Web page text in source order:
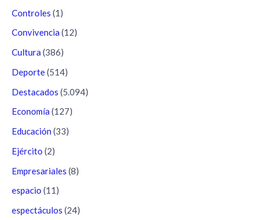
Controles (1)
Convivencia (12)
Cultura (386)
Deporte(514)
Destacados (5.094)
Economía (127)
Educación (33)
Ejército (2)
Empresariales (8)
espacio (11)
espectáculos (24)